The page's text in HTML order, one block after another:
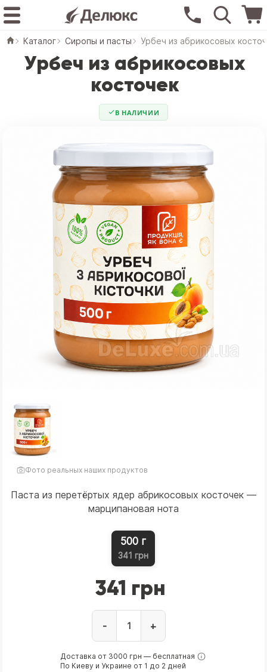
Каталог Сиропы и пасты Урбеч из абрикосовых
Урбеч из абрикосовых
косточек
В НАЛИЧИИ
Фото реальных наших продуктов
Паста из перетёртых ядер абрикосовых косточек —
марципановая нота
500 г
341 грн
341 грн
- +
Доставка от 3000 грн — бесплатная
По Киеву и Украине от 1 до 2 дней